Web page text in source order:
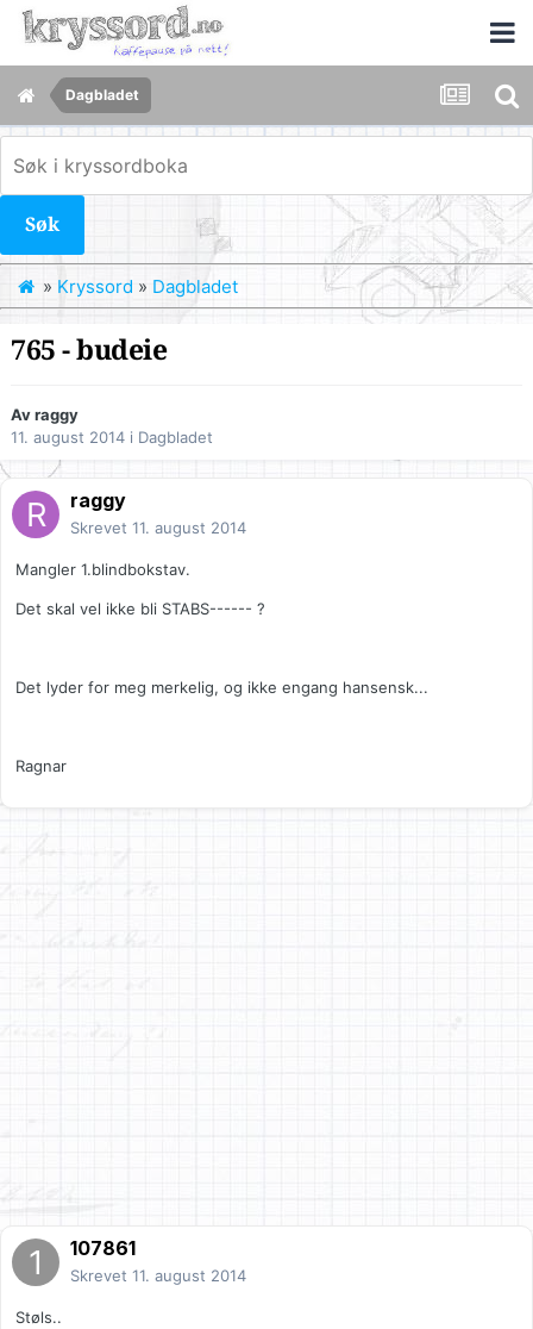
Dagbladet
Søk
» Kryssord » Dagbladet
765 - budeie
Avraggy
11. august 2014 i Dagbladet
raggy
Skrevet 11. august 2014
Mangler 1.blindbokstav.
Det skal vel ikke bli STABS------ ?
Det lyder for meg merkelig, og ikke engang hansensk...
Ragnar
107861
Skrevet 11. august 2014
Støls..